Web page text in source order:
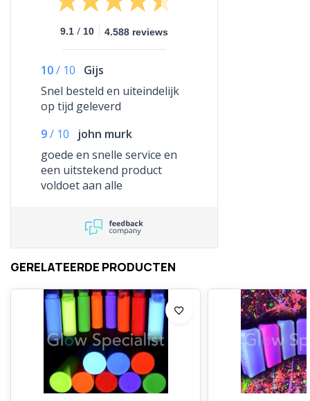
9.1 / 10 4.588 reviews
10/ 10
Gijs
Snel besteld en uiteindelijk
op tijd geleverd
9/ 10
john murk
goede en snelle service en
een uitstekend product
voldoet aan alle
GERELATEERDE PRODUCTEN